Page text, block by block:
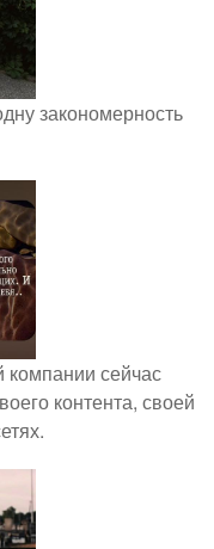
закономерность
компании сейчас
контента, своей